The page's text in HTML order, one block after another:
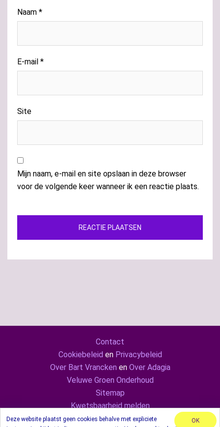
Naam *
E-mail *
Site
Mijn naam, e-mail en site opslaan in deze browser
voor de volgende keer wanneer ik een reactie plaats.
Contact
Cookiebeleid en Privacybeleid
Over Bart Vrancken en Over Adagia
Veluwe Groen Onderhoud
Sitemap
Kwetsbaarheid melden
Adagia ook opMastodonenLinkedIn
OK
Deze website plaatst geen cookies behalve met expliciete